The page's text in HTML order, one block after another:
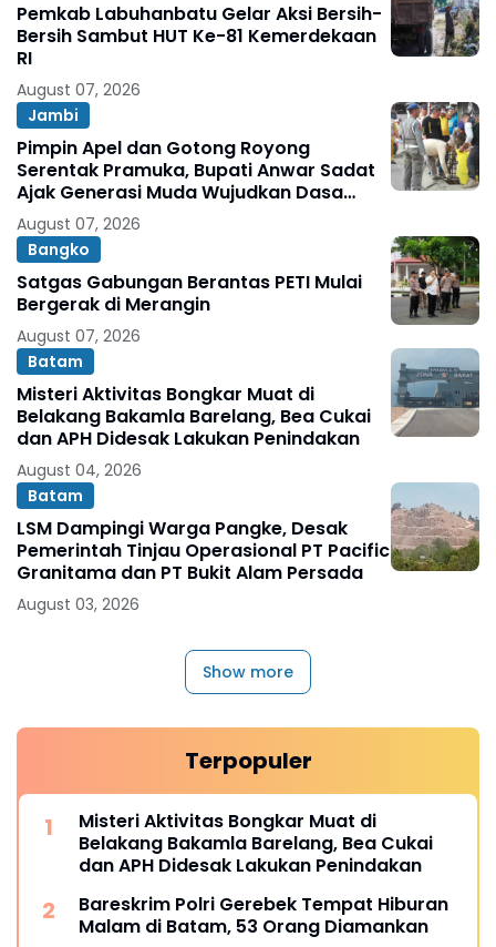
Pemkab Labuhanbatu Gelar Aksi Bersih-
Bersih Sambut HUT Ke-81 Kemerdekaan
RI
August 07, 2026
Jambi
Pimpin Apel dan Gotong Royong
Serentak Pramuka, Bupati Anwar Sadat
Ajak Generasi Muda Wujudkan Dasa
Darma Melalui Aksi Nyata Peduli
Lingkungan
August 07, 2026
Bangko
Satgas Gabungan Berantas PETI Mulai
Bergerak di Merangin
August 07, 2026
Batam
Misteri Aktivitas Bongkar Muat di
Belakang Bakamla Barelang, Bea Cukai
dan APH Didesak Lakukan Penindakan
August 04, 2026
Batam
LSM Dampingi Warga Pangke, Desak
Pemerintah Tinjau Operasional PT Pacific
Granitama dan PT Bukit Alam Persada
August 03, 2026
Show more
Terpopuler
Misteri Aktivitas Bongkar Muat di
Belakang Bakamla Barelang, Bea Cukai
dan APH Didesak Lakukan Penindakan
Bareskrim Polri Gerebek Tempat Hiburan
Malam di Batam, 53 Orang Diamankan